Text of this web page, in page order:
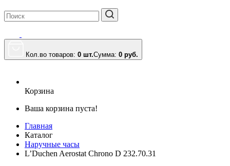
Кол.во товаров: 0 шт.Сумма: 0 руб.
Корзина
Ваша корзина пуста!
Главная
Каталог
Наручные часы
L’Duchen Aerostat Chrono D 232.70.31